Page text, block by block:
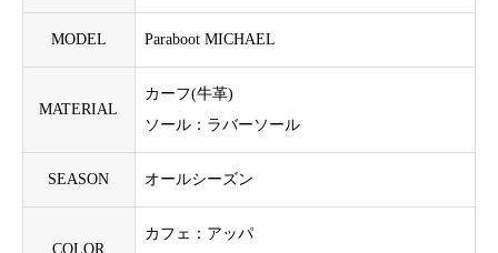
MODEL Paraboot MICHAEL
MATERIAL
カーフ(牛革)
ソール：ラバーソール
SEASON オールシーズン
COLOR
カフェ：アッパ